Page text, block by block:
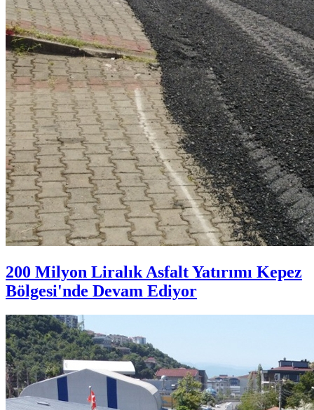
200 Milyon Liralık Asfalt Yatırımı Kepez
Bölgesi'nde Devam Ediyor